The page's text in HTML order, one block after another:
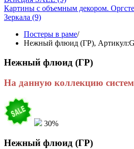
Картины с объемным декором.
Зеркала (9)
Постеры в раме/
Нежный флюид (ГР),
Нежный флюид (ГР)
На данную коллекцию
30%
Нежный флюид (ГР)